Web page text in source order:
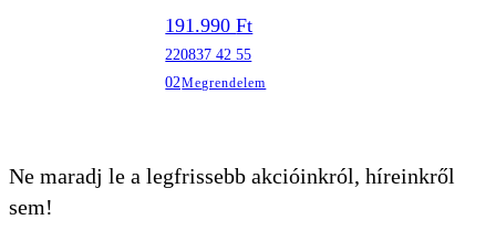
191.990Ft
220837 42 55
02Megrendelem
Ne maradj le a legfrissebb akcióinkról, híreinkről
sem!